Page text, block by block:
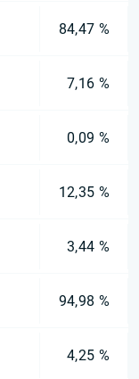
84,47 %
7,16 %
0,09 %
12,35 %
3,44 %
94,98 %
4,25 %